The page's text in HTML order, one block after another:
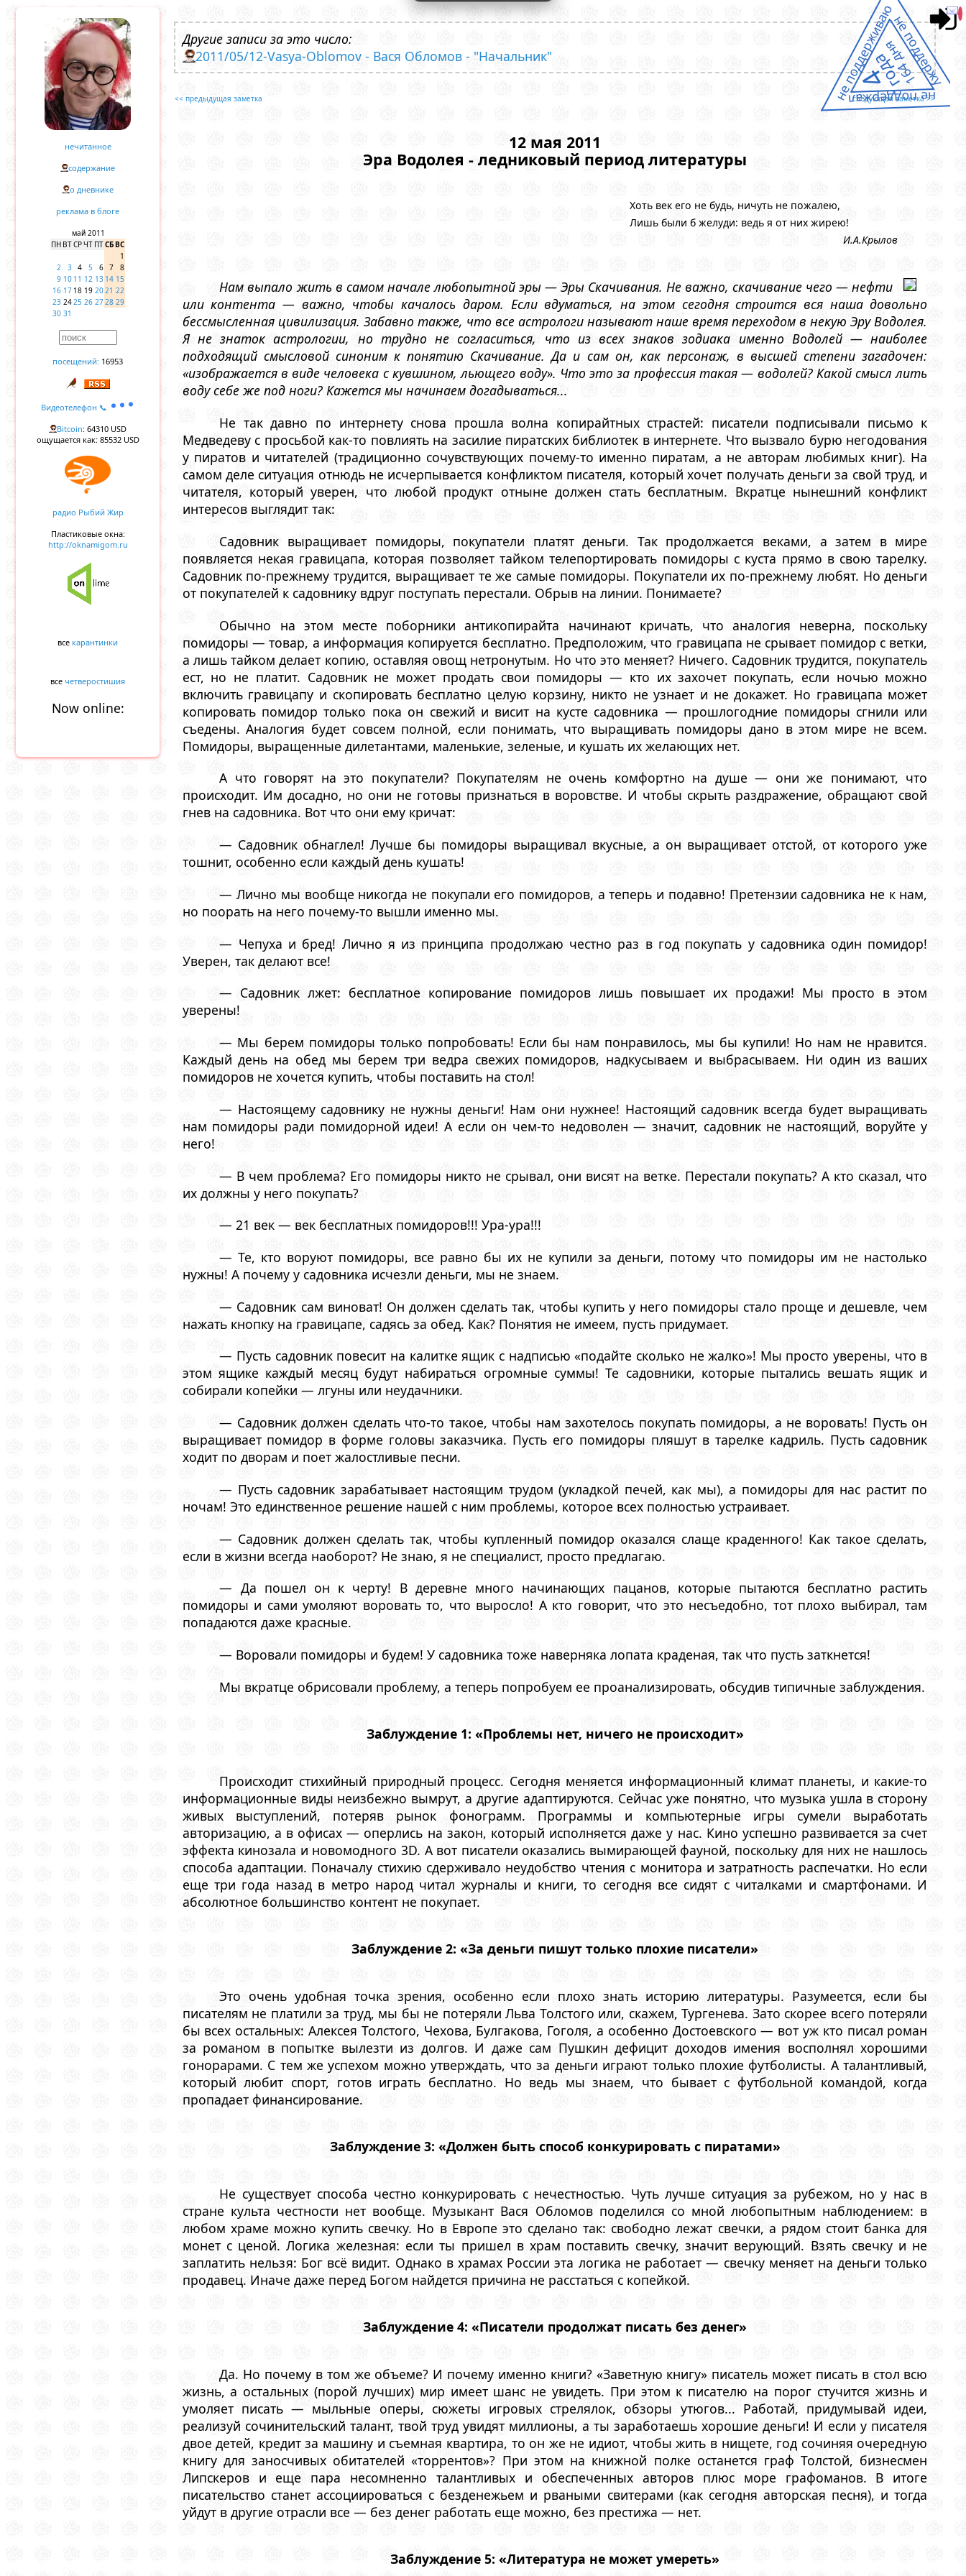
нечитанное
содержание
о дневнике
реклама в блоге
май 2011
ПН ВТСРЧТ ПТСБВС
1
2
3 4 5 6 7
8
9 10 11 12 13 14 15
16 17 18 19 2021 22
23 2425 26 2728 29
30 31
посещений: 16953
Видеотелефон 📞
Bitcoin: 64310 USD
ощущается как: 85532 USD
радио Рыбий Жир
Пластиковые окна:
http://oknamigom.ru
все карантинки
все четверостишия
Now online:
Другие записи за это число:
2011/05/12-Vasya-Oblomov - Вася Обломов - "Начальник"
<< предыдущая заметка следующая заметка >>
12 мая 2011
Эра Водолея - ледниковый период литературы
Хоть век его не будь, ничуть не пожалею,
Лишь были б желуди: ведь я от них жирею!
И.А.Крылов
Нам выпало жить в самом начале любопытной эры — Эры Скачивания. Не важно, скачивание чего — нефти
или контента — важно, чтобы качалось даром. Если вдуматься, на этом сегодня строится вся наша довольно
бессмысленная цивилизация. Забавно также, что все астрологи называют наше время переходом в некую Эру Водолея.
Я не знаток астрологии, но трудно не согласиться, что из всех знаков зодиака именно Водолей — наиболее
подходящий смысловой синоним к понятию Скачивание. Да и сам он, как персонаж, в высшей степени загадочен:
«изображается в виде человека с кувшином, льющего воду». Что это за профессия такая — водолей? Какой смысл лить
воду себе же под ноги? Кажется мы начинаем догадываться...
Не так давно по интернету снова прошла волна копирайтных страстей: писатели подписывали письмо к
Медведеву с просьбой как-то повлиять на засилие пиратских библиотек в интернете. Что вызвало бурю негодования
у пиратов и читателей (традиционно сочувствующих почему-то именно пиратам, а не авторам любимых книг). На
самом деле ситуация отнюдь не исчерпывается конфликтом писателя, который хочет получать деньги за свой труд, и
читателя, который уверен, что любой продукт отныне должен стать бесплатным. Вкратце нынешний конфликт
интересов выглядит так:
Садовник выращивает помидоры, покупатели платят деньги. Так продолжается веками, а затем в мире
появляется некая гравицапа, которая позволяет тайком телепортировать помидоры с куста прямо в свою тарелку.
Садовник по-прежнему трудится, выращивает те же самые помидоры. Покупатели их по-прежнему любят. Но деньги
от покупателей к садовнику вдруг поступать перестали. Обрыв на линии. Понимаете?
Обычно на этом месте поборники антикопирайта начинают кричать, что аналогия неверна, поскольку
помидоры — товар, а информация копируется бесплатно. Предположим, что гравицапа не срывает помидор с ветки,
а лишь тайком делает копию, оставляя овощ нетронутым. Но что это меняет? Ничего. Садовник трудится, покупатель
ест, но не платит. Садовник не может продать свои помидоры — кто их захочет покупать, если ночью можно
включить гравицапу и скопировать бесплатно целую корзину, никто не узнает и не докажет. Но гравицапа может
копировать помидор только пока он свежий и висит на кусте садовника — прошлогодние помидоры сгнили или
съедены. Аналогия будет совсем полной, если понимать, что выращивать помидоры дано в этом мире не всем.
Помидоры, выращенные дилетантами, маленькие, зеленые, и кушать их желающих нет.
А что говорят на это покупатели? Покупателям не очень комфортно на душе — они же понимают, что
происходит. Им досадно, но они не готовы признаться в воровстве. И чтобы скрыть раздражение, обращают свой
гнев на садовника. Вот что они ему кричат:
— Садовник обнаглел! Лучше бы помидоры выращивал вкусные, а он выращивает отстой, от которого уже
тошнит, особенно если каждый день кушать!
— Лично мы вообще никогда не покупали его помидоров, а теперь и подавно! Претензии садовника не к нам,
но поорать на него почему-то вышли именно мы.
— Чепуха и бред! Лично я из принципа продолжаю честно раз в год покупать у садовника один помидор!
Уверен, так делают все!
— Садовник лжет: бесплатное копирование помидоров лишь повышает их продажи! Мы просто в этом
уверены!
— Мы берем помидоры только попробовать! Если бы нам понравилось, мы бы купили! Но нам не нравится.
Каждый день на обед мы берем три ведра свежих помидоров, надкусываем и выбрасываем. Ни один из ваших
помидоров не хочется купить, чтобы поставить на стол!
— Настоящему садовнику не нужны деньги! Нам они нужнее! Настоящий садовник всегда будет выращивать
нам помидоры ради помидорной идеи! А если он чем-то недоволен — значит, садовник не настоящий, воруйте у
него!
— В чем проблема? Его помидоры никто не срывал, они висят на ветке. Перестали покупать? А кто сказал, что
их должны у него покупать?
— 21 век — век бесплатных помидоров!!! Ура-ура!!!
— Те, кто воруют помидоры, все равно бы их не купили за деньги, потому что помидоры им не настолько
нужны! А почему у садовника исчезли деньги, мы не знаем.
— Садовник сам виноват! Он должен сделать так, чтобы купить у него помидоры стало проще и дешевле, чем
нажать кнопку на гравицапе, садясь за обед. Как? Понятия не имеем, пусть придумает.
— Пусть садовник повесит на калитке ящик с надписью «подайте сколько не жалко»! Мы просто уверены, что в
этом ящике каждый месяц будут набираться огромные суммы! Те садовники, которые пытались вешать ящик и
собирали копейки — лгуны или неудачники.
— Садовник должен сделать что-то такое, чтобы нам захотелось покупать помидоры, а не воровать! Пусть он
выращивает помидор в форме головы заказчика. Пусть его помидоры пляшут в тарелке кадриль. Пусть садовник
ходит по дворам и поет жалостливые песни.
— Пусть садовник зарабатывает настоящим трудом (укладкой печей, как мы), а помидоры для нас растит по
ночам! Это единственное решение нашей с ним проблемы, которое всех полностью устраивает.
— Садовник должен сделать так, чтобы купленный помидор оказался слаще краденного! Как такое сделать,
если в жизни всегда наоборот? Не знаю, я не специалист, просто предлагаю.
— Да пошел он к черту! В деревне много начинающих пацанов, которые пытаются бесплатно растить
помидоры и сами умоляют воровать то, что выросло! А кто говорит, что это несъедобно, тот плохо выбирал, там
попадаются даже красные.
— Воровали помидоры и будем! У садовника тоже наверняка лопата краденая, так что пусть заткнется!
Мы вкратце обрисовали проблему, а теперь попробуем ее проанализировать, обсудив типичные заблуждения.
Заблуждение 1: «Проблемы нет, ничего не происходит»
Происходит стихийный природный процесс. Сегодня меняется информационный климат планеты, и какие-то
информационные виды неизбежно вымрут, а другие адаптируются. Сейчас уже понятно, что музыка ушла в сторону
живых выступлений, потеряв рынок фонограмм. Программы и компьютерные игры сумели выработать
авторизацию, а в офисах — оперлись на закон, который исполняется даже у нас. Кино успешно развивается за счет
эффекта кинозала и новомодного 3D. А вот писатели оказались вымирающей фауной, поскольку для них не нашлось
способа адаптации. Поначалу стихию сдерживало неудобство чтения с монитора и затратность распечатки. Но если
еще три года назад в метро народ читал журналы и книги, то сегодня все сидят с читалками и смартфонами. И
абсолютное большинство контент не покупает.
Заблуждение 2: «За деньги пишут только плохие писатели»
Это очень удобная точка зрения, особенно если плохо знать историю литературы. Разумеется, если бы
писателям не платили за труд, мы бы не потеряли Льва Толстого или, скажем, Тургенева. Зато скорее всего потеряли
бы всех остальных: Алексея Толстого, Чехова, Булгакова, Гоголя, а особенно Достоевского — вот уж кто писал роман
за романом в попытке вылезти из долгов. И даже сам Пушкин дефицит доходов имения восполнял хорошими
гонорарами. С тем же успехом можно утверждать, что за деньги играют только плохие футболисты. А талантливый,
который любит спорт, готов играть бесплатно. Но ведь мы знаем, что бывает с футбольной командой, когда
пропадает финансирование.
Заблуждение 3: «Должен быть способ конкурировать с пиратами»
Не существует способа честно конкурировать с нечестностью. Чуть лучше ситуация за рубежом, но у нас в
стране культа честности нет вообще. Музыкант Вася Обломов поделился со мной любопытным наблюдением: в
любом храме можно купить свечку. Но в Европе это сделано так: свободно лежат свечки, а рядом стоит банка для
монет с ценой. Логика железная: если ты пришел в храм поставить свечку, значит верующий. Взять свечку и не
заплатить нельзя: Бог всё видит. Однако в храмах России эта логика не работает — свечку меняет на деньги только
продавец. Иначе даже перед Богом найдется причина не расстаться с копейкой.
Заблуждение 4: «Писатели продолжат писать без денег»
Да. Но почему в том же объеме? И почему именно книги? «Заветную книгу» писатель может писать в стол всю
жизнь, а остальных (порой лучших) мир имеет шанс не увидеть. При этом к писателю на порог стучится жизнь и
умоляет писать — мыльные оперы, сюжеты игровых стрелялок, обзоры утюгов... Работай, придумывай идеи,
реализуй сочинительский талант, твой труд увидят миллионы, а ты заработаешь хорошие деньги! И если у писателя
двое детей, кредит за машину и съемная квартира, то он же не идиот, чтобы жить в нищете, год сочиняя очередную
книгу для заносчивых обитателей «торрентов»? При этом на книжной полке останется граф Толстой, бизнесмен
Липскеров и еще пара несомненно талантливых и обеспеченных авторов плюс море графоманов. В итоге
писательство станет ассоциироваться с безденежьем и рваными свитерами (как сегодня авторская песня), и тогда
уйдут в другие отрасли все — без денег работать еще можно, без престижа — нет.
Заблуждение 5: «Литература не может умереть»
не поддержал
не поддерживаюне поддержу
4
года
164 дня